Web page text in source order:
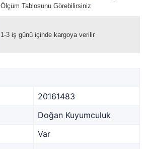
Ölçüm Tablosunu Görebilirsiniz
1-3 iş günü içinde kargoya verilir
20161483
Doğan Kuyumculuk
Var